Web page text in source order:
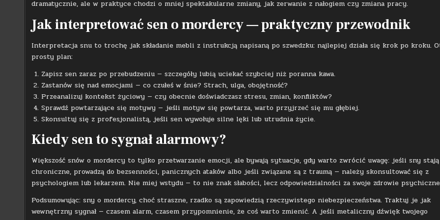
dramatycznie, ale w praktyce chodzi o mniej spektakularne zmiany, jak zerwanie z nałogiem czy zmiana pracy.
Jak interpretować sen o mordercy — praktyczny przewodnik
Interpretacja snu to trochę jak składanie mebli z instrukcją napisaną po szwedzku: najlepiej działa się krok po kroku.
prosty plan:
Zapisz sen zaraz po przebudzeniu — szczegóły lubią uciekać szybciej niż poranna kawa.
Zastanów się nad emocjami — co czułeś w śnie? Strach, ulga, obojętność?
Przeanalizuj kontekst życiowy — czy obecnie doświadczasz stresu, zmian, konfliktów?
Sprawdź powtarzające się motywy — jeśli motyw się powtarza, warto przyjrzeć się mu głębiej.
Skonsultuj się z profesjonalistą, jeśli sen wywołuje silne lęki lub utrudnia życie.
Kiedy sen to sygnał alarmowy?
Większość snów o mordercy to tylko przetwarzanie emocji, ale bywają sytuacje, gdy warto zwrócić uwagę: jeśli sny
chroniczne, prowadzą do bezsenności, panicznych ataków albo jeśli związane są z traumą — należy skonsultować się z
psychologiem lub lekarzem. Nie miej wstydu — to nie znak słabości, lecz odpowiedzialności za swoje zdrowie
Podsumowując: sny o mordercy, choć straszne, rzadko są zapowiedzią rzeczywistego niebezpieczeństwa. Traktuj je jak
wewnętrzny sygnał — czasem alarm, czasem przypomnienie, że coś warto zmienić. A jeśli metaliczny dźwięk twojego